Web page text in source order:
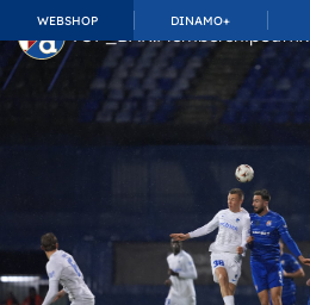
WEBSHOP DINAMO+
TOP_BAR.MembershipSuffix